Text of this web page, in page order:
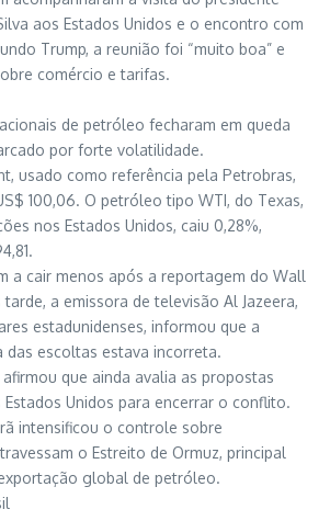
aos Estados Unidos e o encontro com
Trump, a reunião foi “muito boa” e
comércio e tarifas.
de petróleo fecharam em queda
por forte volatilidade.
usado como referência pela Petrobras,
100,06. O petróleo tipo WTI, do Texas,
nos Estados Unidos, caiu 0,28%,
a cair menos após a reportagem do Wall
a emissora de televisão Al Jazeera,
estadunidenses, informou que a
das escoltas estava incorreta.
que ainda avalia as propostas
Unidos para encerrar o conflito.
intensificou o controle sobre
o Estreito de Ormuz, principal
global de petróleo.